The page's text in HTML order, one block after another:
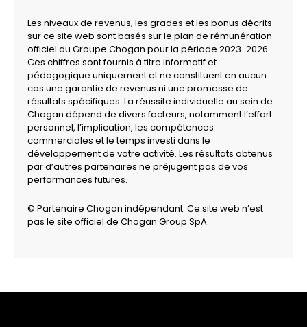
Les niveaux de revenus, les grades et les bonus décrits
sur ce site web sont basés sur le plan de rémunération
officiel du Groupe Chogan pour la période 2023-2026.
Ces chiffres sont fournis à titre informatif et
pédagogique uniquement et ne constituent en aucun
cas une garantie de revenus ni une promesse de
résultats spécifiques. La réussite individuelle au sein de
Chogan dépend de divers facteurs, notamment l’effort
personnel, l’implication, les compétences
commerciales et le temps investi dans le
développement de votre activité. Les résultats obtenus
par d’autres partenaires ne préjugent pas de vos
performances futures.
© Partenaire Chogan indépendant. Ce site web n’est
pas le site officiel de Chogan Group SpA.